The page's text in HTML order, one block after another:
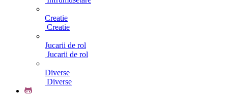
Creatie
Creatie
Jucarii de rol
Jucarii de rol
Diverse
Diverse